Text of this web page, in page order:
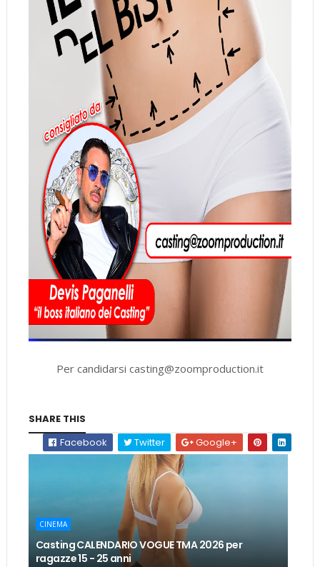
Per candidarsi casting@zoomproduction.it
SHARE THIS
Facebook
Twitter Google+
CINEMA
Casting CALENDARIO VOGUE TMA 2026 per
ragazze 15 - 25 anni